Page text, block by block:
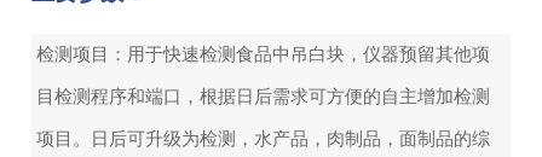
检测项目：用于快速检测食品中吊白块，仪器预留其他项
目检测程序和端口，根据日后需求可方便的自主增加检测
项目。日后可升级为检测，水产品，肉制品，面制品的综